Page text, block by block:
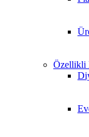
Özellikli